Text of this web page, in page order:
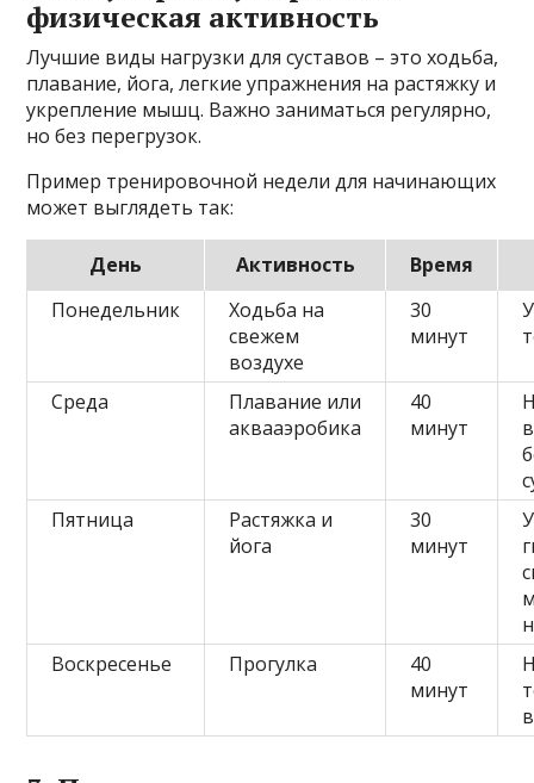
физическая активность
Лучшие виды нагрузки для суставов – это ходьба,
плавание, йога, легкие упражнения на растяжку и
укрепление мышц. Важно заниматься регулярно,
но без перегрузок.
Пример тренировочной недели для начинающих
может выглядеть так:
День Активность Время
Понедельник
Ходьба на
свежем
воздухе
30
минут
Среда
Плавание или
аквааэробика
40
минут
Пятница
Растяжка и
йога
30
минут
Воскресенье
Прогулка
40
минут